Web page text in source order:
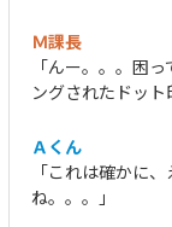
Ｍ課長
「んー。。。困
ングされたドット
Ａくん
「これは確かに
ね。。。」